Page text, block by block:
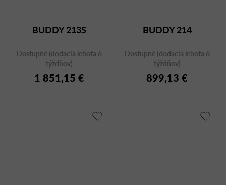
BUDDY 213S
Dostupné (dodacia lehota 6
týždňov)
1 851,15 €
BUDDY 214
Dostupné (dodacia lehota 6
týždňov)
899,13 €